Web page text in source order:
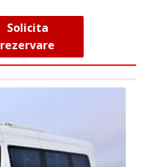
Solicita
rezervare